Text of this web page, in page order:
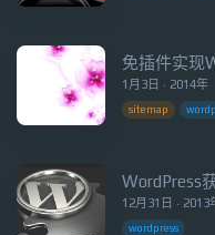
1月3日 · 2014年
免插件实现
sitemap
12月31日 · 2013
WordPress
wordpress